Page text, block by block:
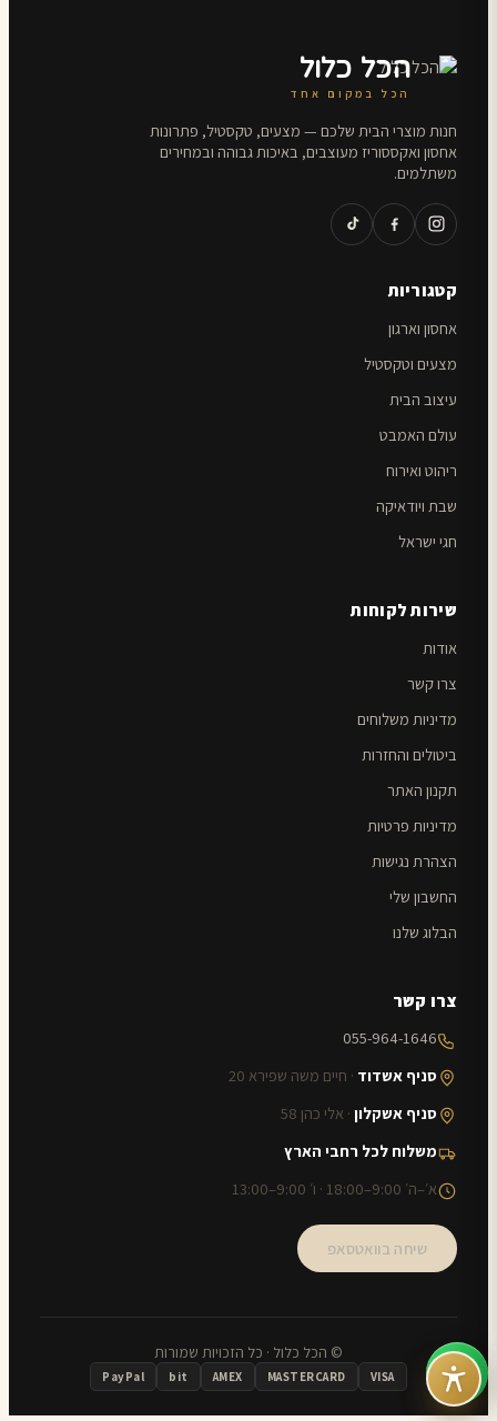
הכל כלול
הכל במקום אחד
חנות מוצרי הבית שלכם — מצעים, טקסטיל, פתרונות
אחסון ואקססוריז מעוצבים, באיכות גבוהה ובמחירים
משתלמים.
קטגוריות
אחסון וארגון
מצעים וטקסטיל
עיצוב הבית
עולם האמבט
ריהוט ואירוח
שבת ויודאיקה
חגי ישראל
שירות לקוחות
אודות
צרו קשר
מדיניות משלוחים
ביטולים והחזרות
תקנון האתר
מדיניות פרטיות
הצהרת נגישות
החשבון שלי
הבלוג שלנו
צרו קשר
055-964-1646
סניף אשדוד · חיים משה שפירא 20
סניף אשקלון · אלי כהן 58
משלוח לכל רחבי הארץ
א׳–ה׳ 9:00–18:00 · ו׳ 9:00–13:00
שיחה בוואטסאפ
© הכל כלול · כל הזכויות שמורות
VISA
MASTERCARD
AMEX
bit
PayPal